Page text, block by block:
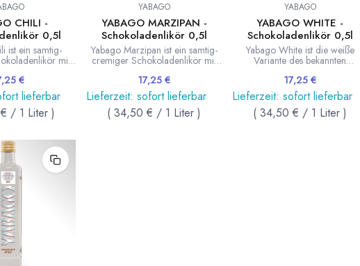
CHILI -
0,5l
ist ein samtig-
mit
mit natürlichen
im Eichenfass
und Kakao
und feine
Ei. 0,5 Liter
€
lieferbar
€ / 1 Liter )
YABAGO
YABAGO MARZIPAN -
Schokoladenlikör 0,5l
Yabago Marzipan ist ein samtig-
cremiger Schokoladenlikör mit
Ausschließlich mit natürlichen
Zutaten, wie im Eichenfass
gereifter Weinbrand und Kakao
aus Malaysia und feine
Marzipanauszüge. Enthält Ei. 0,5
17,25€
Lieferzeit: sofort lieferbar
( 34,50 € / 1 Liter )
YABAGO
YABAGO WHITE -
Schokoladenlikör 0,5l
Yabago White ist die weiße
Variante des bekannten
klarer Schokoladenlikör mit
feinen Kakaodestillaten. Destilliert
aus ausgewählten Kakaobohnen.
0,5 Liter Flasche
17,25€
Lieferzeit: sofort lieferbar
( 34,50 € / 1 Liter )